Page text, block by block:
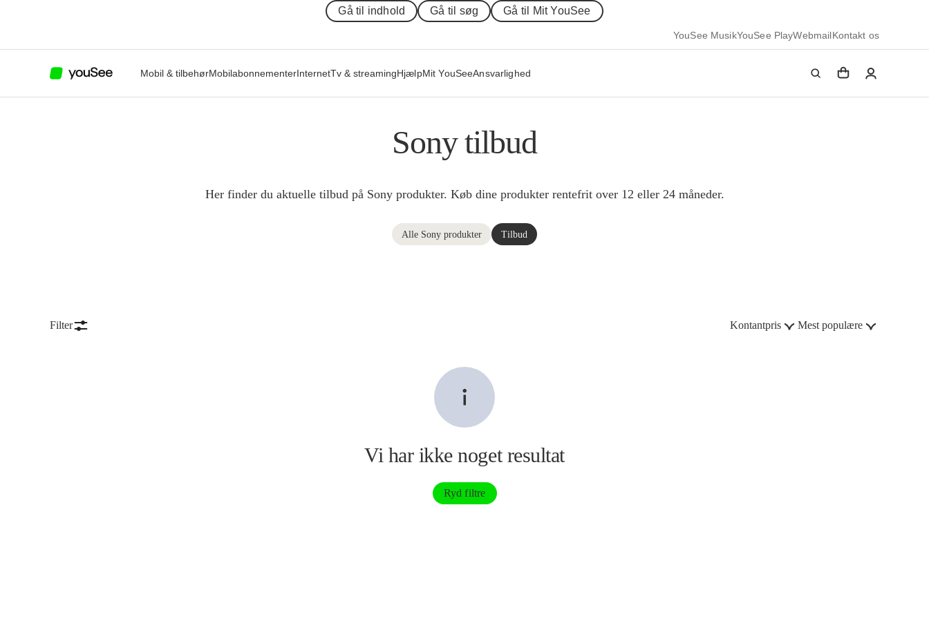
Gå til indhold Gå til søg Gå til Mit YouSee
YouSee MusikYouSee PlayWebmailKontakt os
Mobil & tilbehørMobilabonnementerInternetTv & streamingHjælpMit YouSeeAnsvarlighed
Sony tilbud
Her finder du aktuelle tilbud på Sony produkter. Køb dine produkter rentefrit over 12 eller 24 måneder.
Alle Sony produkter Tilbud
Filter Kontantpris Mest populære
Vi har ikke noget resultat
Ryd filtre